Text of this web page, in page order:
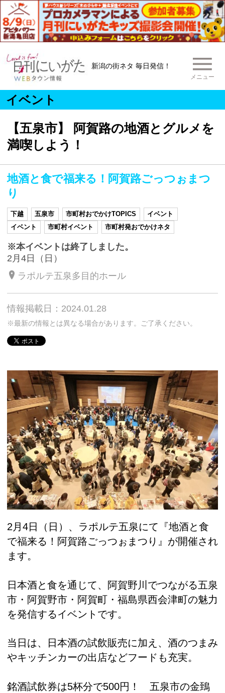
新潟の街ネタ 毎日発信！
メニュー
イベント
【五泉市】 阿賀路の地酒とグルメを
満喫しよう！
地酒と食で福来る！阿賀路ごっつぉまつ
り
下越 五泉市 市町村おでかけTOPICS
イベント
イベント
市町村イベント 市町村発おでかけネタ
※本イベントは終了しました。
2月4日（日）
ラポルテ五泉多目的ホール
情報掲載日：2024.01.28
※最新の情報とは異なる場合があります。ご了承ください。
2月4日（日）、ラポルテ五泉にて『地酒と食
で福来る！阿賀路ごっつぉまつり』が開催され
ます。
日本酒と食を通じて、阿賀野川でつながる五泉
市・阿賀野市・阿賀町・福島県西会津町の魅力
を発信するイベントです。
当日は、日本酒の試飲販売に加え、酒のつまみ
やキッチンカーの出店などフードも充実。
銘酒試飲券は5杯分で500円！ 五泉市の金鵄